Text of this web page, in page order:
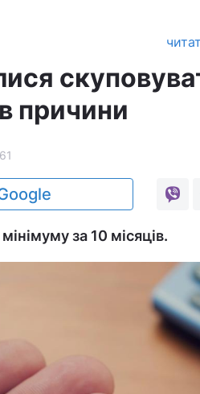
причини
за 10 місяців.